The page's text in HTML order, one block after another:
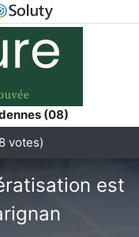
(08)
votes)
est